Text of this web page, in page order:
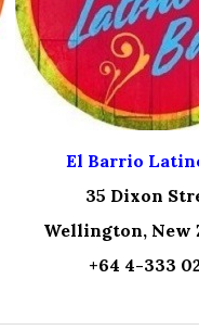
El Barrio
35 Dixon
Wellington, New
+64 4-333